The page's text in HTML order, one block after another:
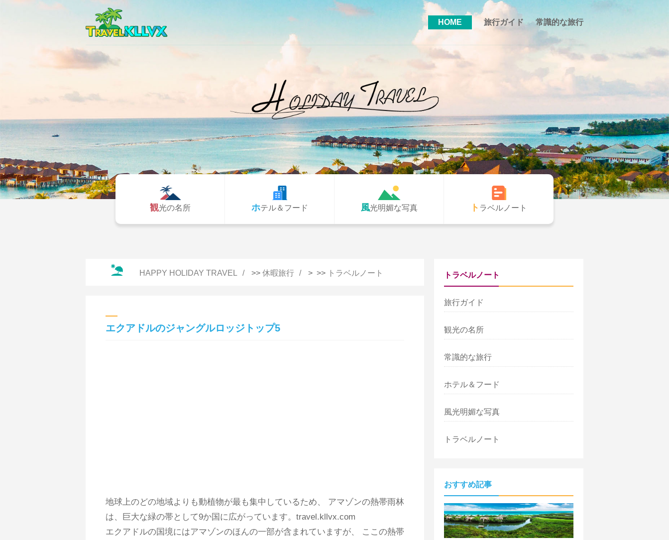
HOME 旅行ガイド 常識的な旅行
観光の名所 ホテル＆フード 風光明媚な写真 トラベルノート
HAPPY HOLIDAY TRAVEL >> 休暇旅行 > >> トラベルノート
エクアドルのジャングルロッジトップ5
地球上のどの地域よりも動植物が最も集中しているため、 アマゾンの熱帯雨林
は、巨大な緑の帯として9か国に広がっています。travel.kllvx.com
エクアドルの国境にはアマゾンのほんの一部が含まれていますが、 ここの熱帯
トラベルノート
旅行ガイド
観光の名所
常識的な旅行
ホテル＆フード
風光明媚な写真
トラベルノート
おすすめ記事